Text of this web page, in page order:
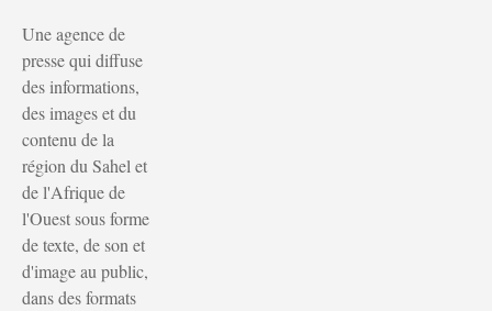
Une agence de
presse qui diffuse
des informations,
des images et du
contenu de la
région du Sahel et
de l'Afrique de
l'Ouest sous forme
de texte, de son et
d'image au public,
dans des formats